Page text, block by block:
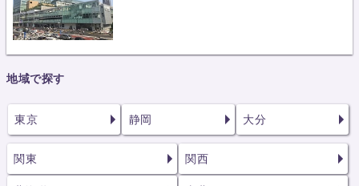
地域で探す
東京 静岡 大分
関東 関西